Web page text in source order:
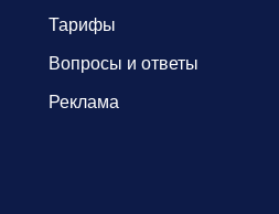
Тарифы
Вопросы и ответы
Реклама